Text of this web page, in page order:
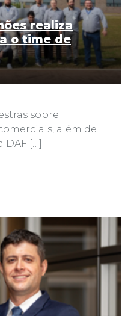
realiza
o time de
sobre
além de
DAF […]